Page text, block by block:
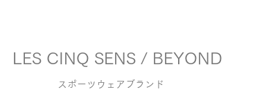
LES CINQ SENS / BEYOND
スポーツウェアブランド